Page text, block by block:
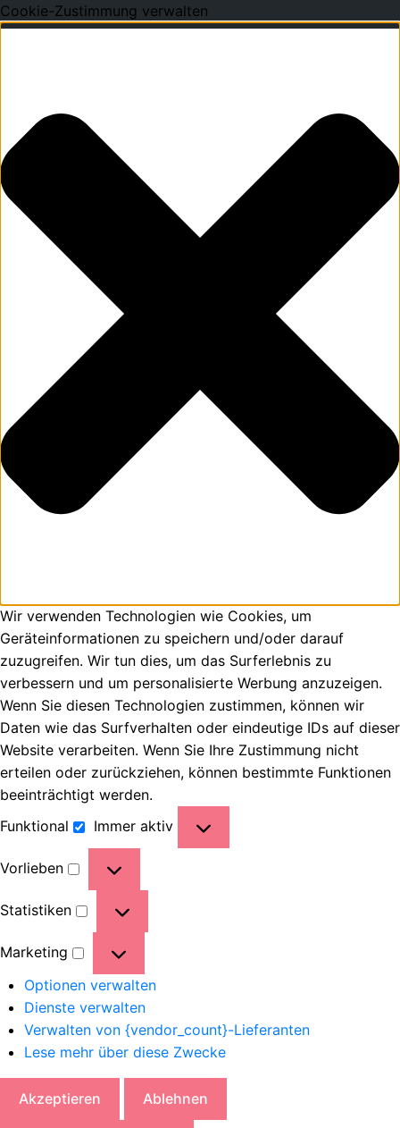
Cookie-Zustimmung verwalten
Wir verwenden Technologien wie Cookies, um
Geräteinformationen zu speichern und/oder darauf
zuzugreifen. Wir tun dies, um das Surferlebnis zu
verbessern und um personalisierte Werbung anzuzeigen.
Wenn Sie diesen Technologien zustimmen, können wir
Daten wie das Surfverhalten oder eindeutige IDs auf dieser
Website verarbeiten. Wenn Sie Ihre Zustimmung nicht
erteilen oder zurückziehen, können bestimmte Funktionen
beeinträchtigt werden.
Funktional
Immer aktiv
Vorlieben
Statistiken
Marketing
Optionen verwalten
Dienste verwalten
Verwalten von {vendor_count}-Lieferanten
Lese mehr über diese Zwecke
Akzeptieren Ablehnen